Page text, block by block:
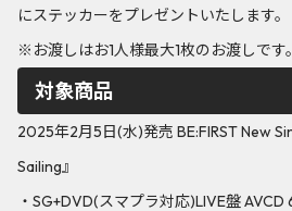
にステッカーをプレゼントいたします。
※お渡しはお1人様最大1枚のお渡しです。
対象商品
2025年2月5日(水)発売 BE:FIRST New
Sailing』
・SG+DVD(スマプラ対応)LIVE盤